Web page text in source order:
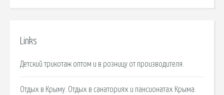
Links
Детский трикотаж оптом и в розницу от производителя.
Отдых в Крыму. Отдых в санаториях и пансионатах Крыма.